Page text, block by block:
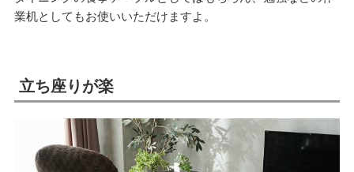
業机としてもお使いいただけますよ。
立ち座りが楽